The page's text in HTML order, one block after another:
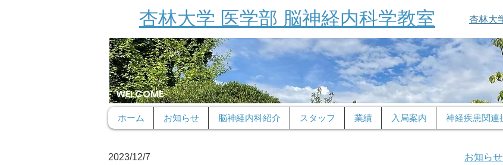
杏林大学 医学部 脳神経内科学教室 杏林大
WELCOME
ホーム お知らせ 脳神経内科紹介 スタッフ 業績 入局案内 神経疾患関連
2023/12/7 お知ら